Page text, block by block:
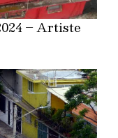
– Artiste